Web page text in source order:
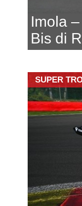
Imola
Bis di
SUPER